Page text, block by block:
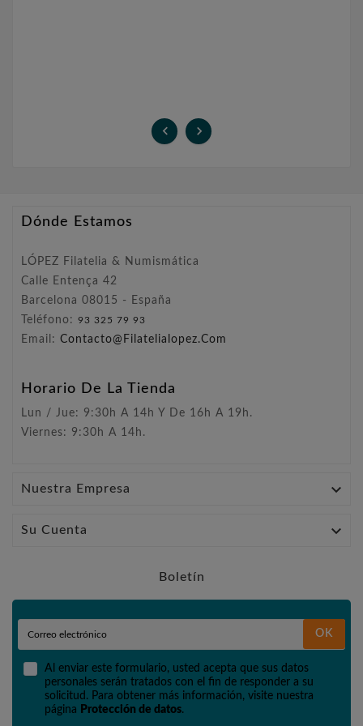
 
Dónde Estamos
LÓPEZ Filatelia & Numismática
Calle Entença 42
Barcelona 08015 - España
Teléfono: 93 325 79 93
Email: Contacto@filatelialopez.com
Horario De La Tienda
Lun / Jue: 9:30h A 14h Y De 16h A 19h.
Viernes: 9:30h A 14h.
Nuestra Empresa 
Su Cuenta 
Boletín
OK
Al enviar este formulario, usted acepta que sus datos
personales serán tratados con el fin de responder a su
solicitud. Para obtener más información, visite nuestra
página Protección de datos.